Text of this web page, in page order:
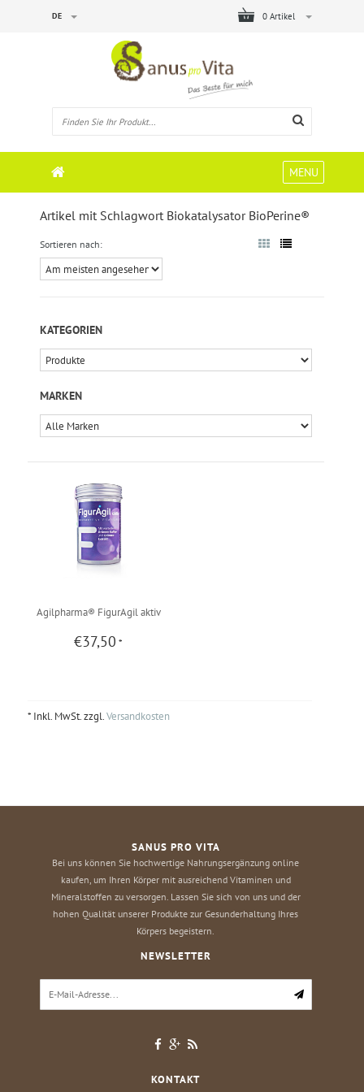
0 Artikel
DE
MENU
Artikel mit Schlagwort Biokatalysator BioPerine®
Sortieren nach:
KATEGORIEN
MARKEN
Agilpharma® FigurAgil aktiv
€37,50 *
* Inkl. MwSt. zzgl.Versandkosten
SANUS PRO VITA
Bei uns können Sie hochwertige Nahrungsergänzung online
kaufen, um Ihren Körper mit ausreichend Vitaminen und
Mineralstoffen zu versorgen. Lassen Sie sich von uns und der
hohen Qualität unserer Produkte zur Gesunderhaltung Ihres
Körpers begeistern.
NEWSLETTER
KONTAKT